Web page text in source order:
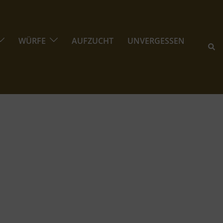
WÜRFE AUFZUCHT UNVERGESSEN